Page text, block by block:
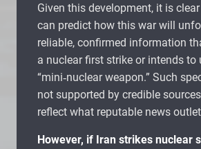
Given this development, it is
can predict how this war will
reliable, confirmed information
a nuclear first strike or intends to
“mini‑nuclear weapon.” Such
not supported by credible
reflect what reputable news
However, if Iran strikes nuclear